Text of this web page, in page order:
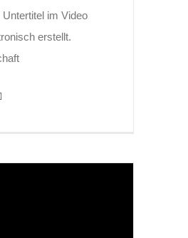
im Video
erstellt.